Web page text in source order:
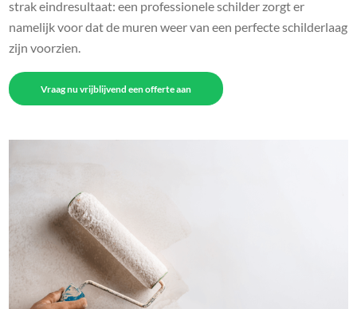
strak eindresultaat: een professionele schilder zorgt er
namelijk voor dat de muren weer van een perfecte schilderlaag
zijn voorzien.
Vraag nu vrijblijvend een offerte aan